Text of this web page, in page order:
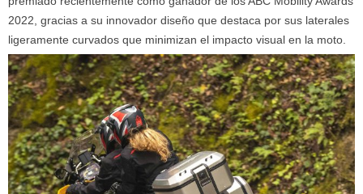
2022, gracias a su innovador diseño que destaca por sus laterales
ligeramente curvados que minimizan el impacto visual en la moto.